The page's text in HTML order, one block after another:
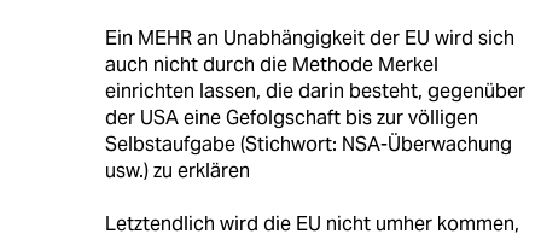
Ein MEHR an Unabhängigkeit der EU wird sich
auch nicht durch die Methode Merkel
einrichten lassen, die darin besteht, gegenüber
der USA eine Gefolgschaft bis zur völligen
Selbstaufgabe (Stichwort: NSA-Überwachung
usw.) zu erklären
Letztendlich wird die EU nicht umher kommen,